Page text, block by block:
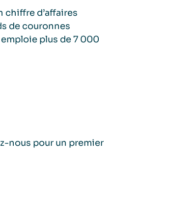
chiffre d’affaires
de couronnes
plus de 7 000
nous pour un premier